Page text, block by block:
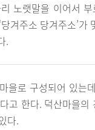
노랫말을 이어서 부
겨주소 당겨주소’가
.
을로 구성되어 있는
고 한다. 덕산마을의
다.